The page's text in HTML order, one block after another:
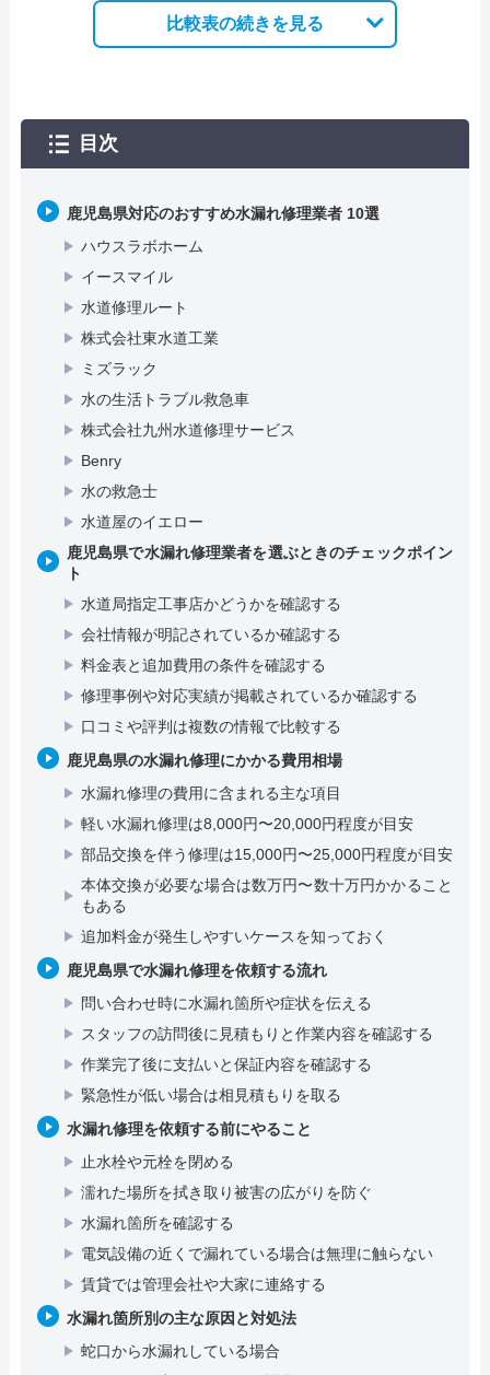
比較表の続きを見る
目次
鹿児島県対応のおすすめ水漏れ修理業者 10選
ハウスラボホーム
イースマイル
水道修理ルート
株式会社東水道工業
ミズラック
水の生活トラブル救急車
株式会社九州水道修理サービス
Benry
水の救急士
水道屋のイエロー
鹿児島県で水漏れ修理業者を選ぶときのチェックポイン
ト
水道局指定工事店かどうかを確認する
会社情報が明記されているか確認する
料金表と追加費用の条件を確認する
修理事例や対応実績が掲載されているか確認する
口コミや評判は複数の情報で比較する
鹿児島県の水漏れ修理にかかる費用相場
水漏れ修理の費用に含まれる主な項目
軽い水漏れ修理は8,000円〜20,000円程度が目安
部品交換を伴う修理は15,000円〜25,000円程度が目安
本体交換が必要な場合は数万円〜数十万円かかること
もある
追加料金が発生しやすいケースを知っておく
鹿児島県で水漏れ修理を依頼する流れ
問い合わせ時に水漏れ箇所や症状を伝える
スタッフの訪問後に見積もりと作業内容を確認する
作業完了後に支払いと保証内容を確認する
緊急性が低い場合は相見積もりを取る
水漏れ修理を依頼する前にやること
止水栓や元栓を閉める
濡れた場所を拭き取り被害の広がりを防ぐ
水漏れ箇所を確認する
電気設備の近くで漏れている場合は無理に触らない
賃貸では管理会社や大家に連絡する
水漏れ箇所別の主な原因と対処法
蛇口から水漏れしている場合